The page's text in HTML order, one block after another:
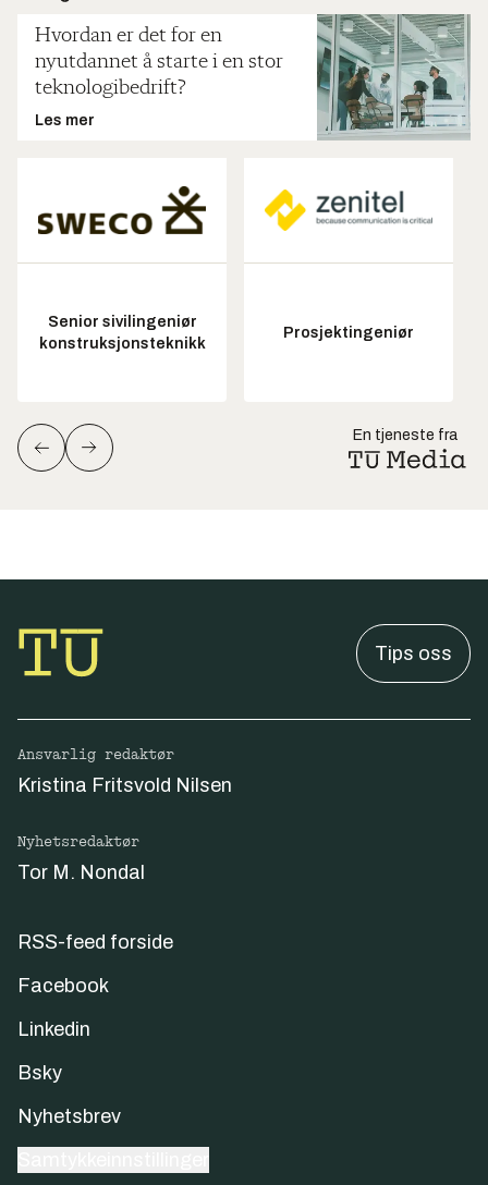
Hvordan er det for en
nyutdannet å starte i en stor
teknologibedrift?
Les mer
Senior sivilingeniør
konstruksjonsteknikk
Prosjektingeniør
En tjeneste fra
Tips oss
Ansvarlig redaktør
Kristina Fritsvold Nilsen
Nyhetsredaktør
Tor M. Nondal
RSS-feed forside
Facebook
Linkedin
Bsky
Nyhetsbrev